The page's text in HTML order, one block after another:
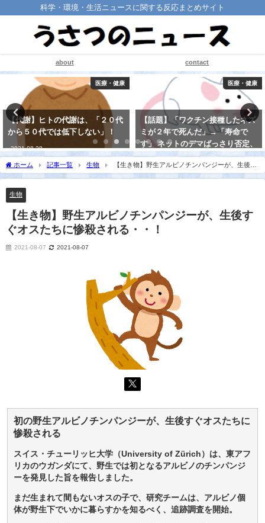
科学・環境・生活ニュースに関する反応まとめサイト
about contact
医療・健康
【代謝】ヒトの代謝は、「２０代
から５０代では低下しない」！
2021-08-28
医療・健康
【話題】「ワクチン接種したネズ
ミが２年で死んだ」→「寿命で
す」 ネットのデマばっさり否定、
小金井市のサイトが“攻めてる”と
話題に！
ホーム 記事一覧 生物
【生き物】野生アルビノチンパンジーが、生後す
ぐオスたちに惨殺される・・！
生物
【生き物】野生アルビノチンパンジーが、生後す
ぐオスたちに惨殺される・・！
2021-08-07 2021-08-07
初の野生アルビノチンパンジーが、生後すぐオスたちに
惨殺される
スイス・チューリッヒ大学（University of Zürich）は、東アフ
リカのウガンダにて、野生では初となるアルビノのチンパンジ
ーを発見した旨を報告しました。
まだ生まれて間もないオスの子で、研究チームは、アルビノ個
体が野生下でいかに暮らすかを知るべく、追跡調査を開始。